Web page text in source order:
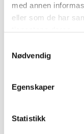
med annen
eller som de har
Nødvendig
Egenskaper
Statistikk
For øvrig
med
For mer
medlem i